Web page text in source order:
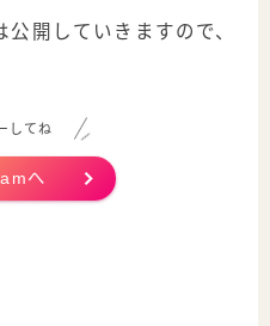
開していきますので、
してね
へ